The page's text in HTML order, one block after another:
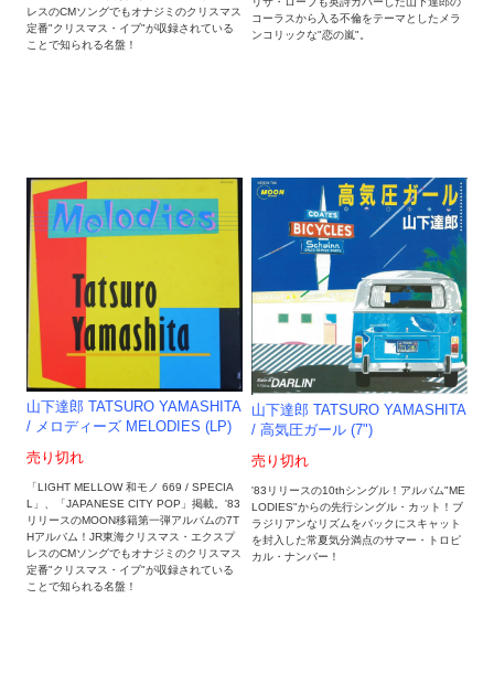
レスのCMソングでもオナジミのクリスマス
定番"クリスマス・イブ"が収録されている
ことで知られる名盤！
コーラスから入る不倫をテーマとしたメラ
ンコリックな"恋の嵐"。
山下達郎 TATSURO YAMASHITA
/ メロディーズ MELODIES (LP)
売り切れ
「LIGHT MELLOW 和モノ 669 / SPECIA
L」、「JAPANESE CITY POP」掲載。'83
リリースのMOON移籍第一弾アルバムの7T
Hアルバム！JR東海クリスマス・エクスプ
レスのCMソングでもオナジミのクリスマス
定番"クリスマス・イブ"が収録されている
ことで知られる名盤！
山下達郎 TATSURO YAMASHITA
/ 高気圧ガール (7")
売り切れ
'83リリースの10thシングル！アルバム"ME
LODIES"からの先行シングル・カット！ブ
ラジリアンなリズムをバックにスキャット
を封入した常夏気分満点のサマー・トロピ
カル・ナンバー！